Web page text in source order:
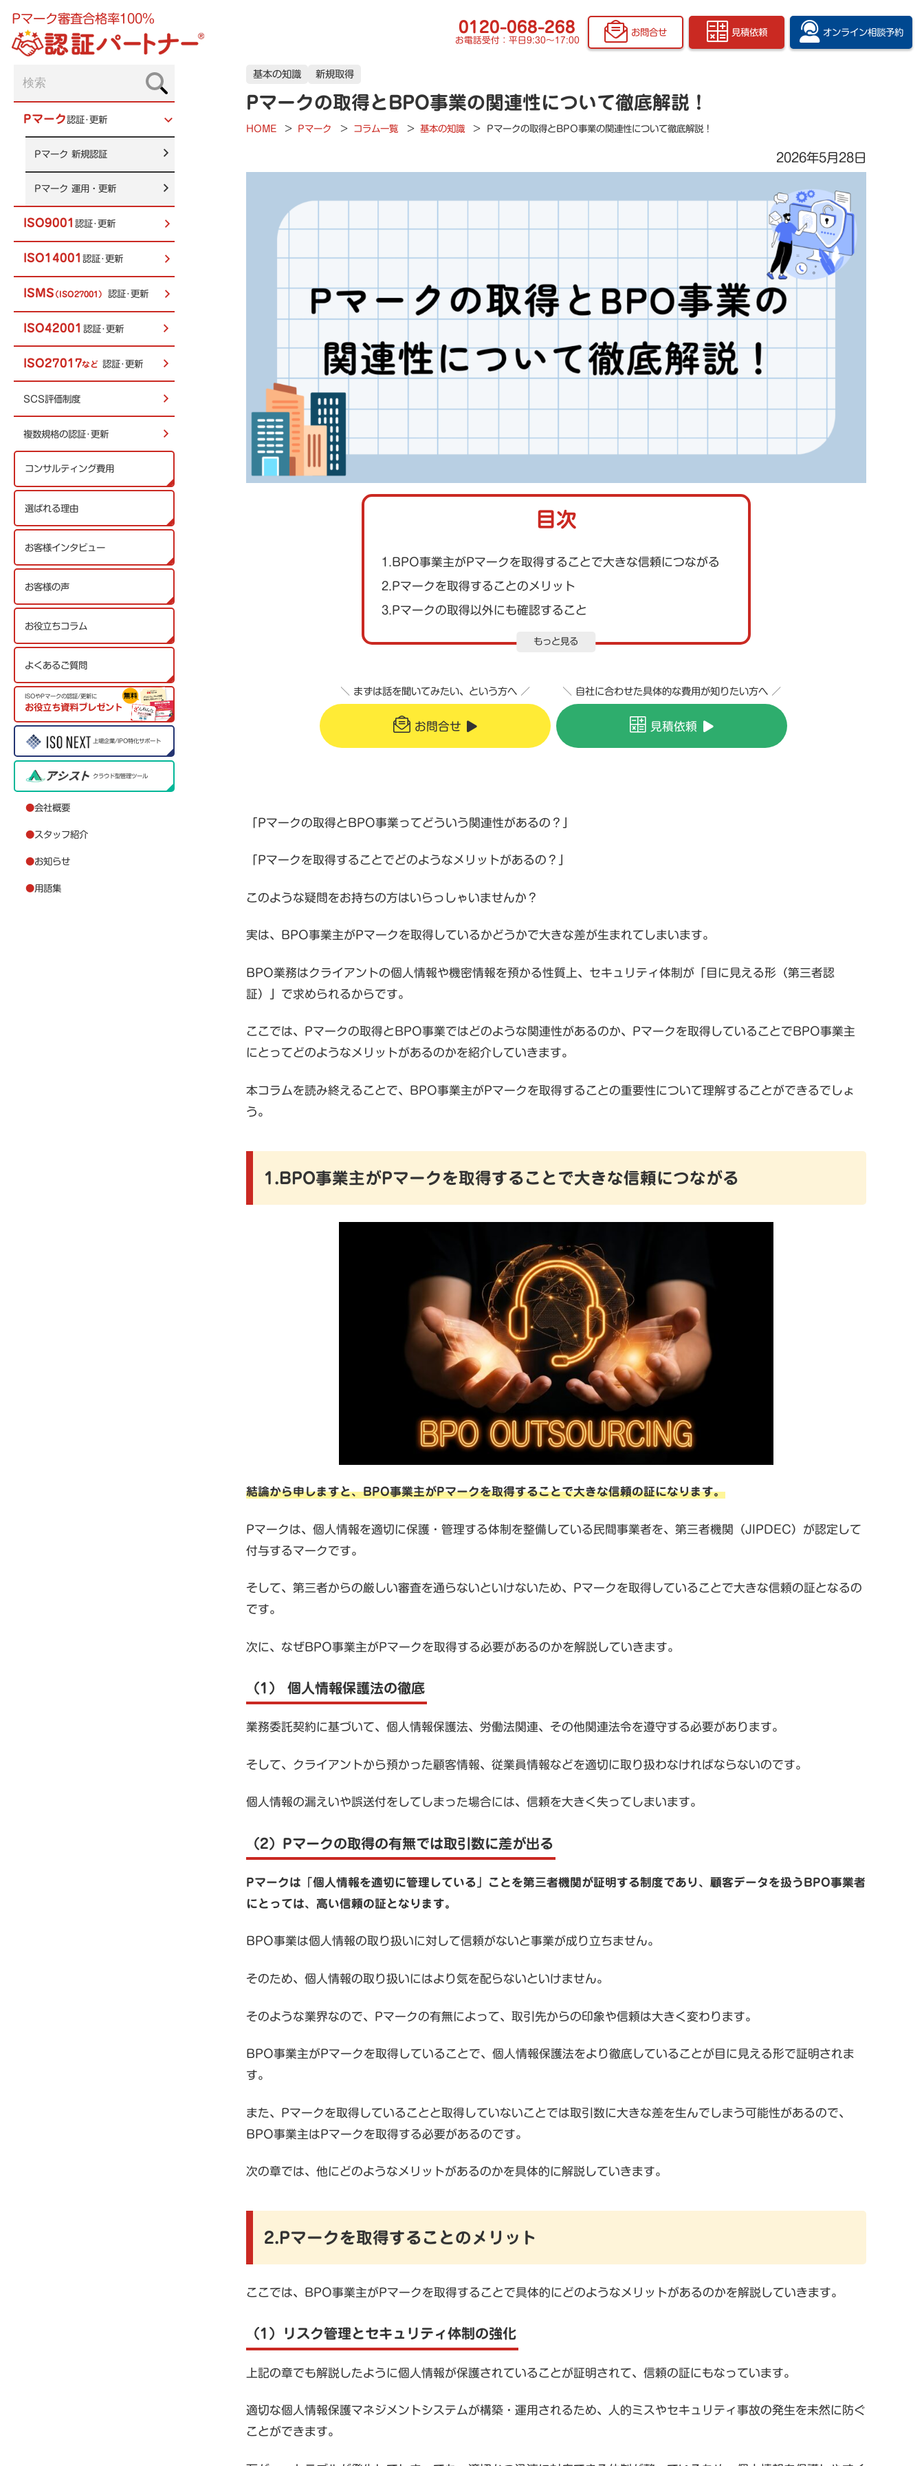
Pマーク審査合格率100%
0120-068-268
お電話受付：平日9:30〜17:00
お問合せ 見積依頼 オンライン相談予約
Pマーク認証･更新
Pマーク 新規認証
Pマーク 運用・更新
ISO9001 認証･更新
ISO14001 認証･更新
ISMS（ISO27001） 認証･更新
ISO42001 認証･更新
ISO27017など 認証･更新
SCS評価制度
複数規格の認証･更新
コンサルティング費用
選ばれる理由
お客様インタビュー
お客様の声
お役立ちコラム
よくあるご質問
ISOやPマークの認証/更新に
お役立ち資料プレゼント
上場企業/IPO特化サポート
クラウド型管理ツール
●会社概要
●スタッフ紹介
●お知らせ
●用語集
基本の知識 新規取得
Pマークの取得とBPO事業の関連性について徹底解説！
HOME > Pマーク > コラム一覧 > 基本の知識 > Pマークの取得とBPO事業の関連性について徹底解説！
2026年5月28日
目次
もっと見る
1.BPO事業主がPマークを取得することで大きな信頼につながる
2.Pマークを取得することのメリット
3.Pマークの取得以外にも確認すること
＼ まずは話を聞いてみたい、という方へ ／
お問合せ
＼ 自社に合わせた具体的な費用が知りたい方へ ／
見積依頼
「Pマークの取得とBPO事業ってどういう関連性があるの？」
「Pマークを取得することでどのようなメリットがあるの？」
このような疑問をお持ちの方はいらっしゃいませんか？
実は、BPO事業主がPマークを取得しているかどうかで大きな差が生まれてしまいます。
BPO業務はクライアントの個人情報や機密情報を預かる性質上、セキュリティ体制が「目に見える形（第三者認
証）」で求められるからです。
ここでは、Pマークの取得とBPO事業ではどのような関連性があるのか、Pマークを取得していることでBPO事業主
にとってどのようなメリットがあるのかを紹介していきます。
本コラムを読み終えることで、BPO事業主がPマークを取得することの重要性について理解することができるでしょ
う。
1.BPO事業主がPマークを取得することで大きな信頼につながる
結論から申しますと、BPO事業主がPマークを取得することで大きな信頼の証になります。
Pマークは、個人情報を適切に保護・管理する体制を整備している民間事業者を、第三者機関（JIPDEC）が認定して
付与するマークです。
そして、第三者からの厳しい審査を通らないといけないため、Pマークを取得していることで大きな信頼の証となるの
です。
次に、なぜBPO事業主がPマークを取得する必要があるのかを解説していきます。
（1） 個人情報保護法の徹底
業務委託契約に基づいて、個人情報保護法、労働法関連、その他関連法令を遵守する必要があります。
そして、クライアントから預かった顧客情報、従業員情報などを適切に取り扱わなければならないのです。
個人情報の漏えいや誤送付をしてしまった場合には、信頼を大きく失ってしまいます。
（2）Pマークの取得の有無では取引数に差が出る
Pマークは「個人情報を適切に管理している」ことを第三者機関が証明する制度であり、顧客データを扱うBPO事業者
にとっては、高い信頼の証となります。
BPO事業は個人情報の取り扱いに対して信頼がないと事業が成り立ちません。
そのため、個人情報の取り扱いにはより気を配らないといけません。
そのような業界なので、Pマークの有無によって、取引先からの印象や信頼は大きく変わります。
BPO事業主がPマークを取得していることで、個人情報保護法をより徹底していることが目に見える形で証明されま
す。
また、Pマークを取得していることと取得していないことでは取引数に大きな差を生んでしまう可能性があるので、
BPO事業主はPマークを取得する必要があるのです。
次の章では、他にどのようなメリットがあるのかを具体的に解説していきます。
2.Pマークを取得することのメリット
ここでは、BPO事業主がPマークを取得することで具体的にどのようなメリットがあるのかを解説していきます。
（1）リスク管理とセキュリティ体制の強化
上記の章でも解説したように個人情報が保護されていることが証明されて、信頼の証にもなっています。
適切な個人情報保護マネジメントシステムが構築・運用されるため、人的ミスやセキュリティ事故の発生を未然に防ぐ
ことができます。